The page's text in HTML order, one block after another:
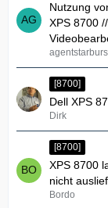
Nutzung
XPS 8700
[8700]
Dell XPS
Dirk
[8700]
XPS 8700
nicht
Bordo